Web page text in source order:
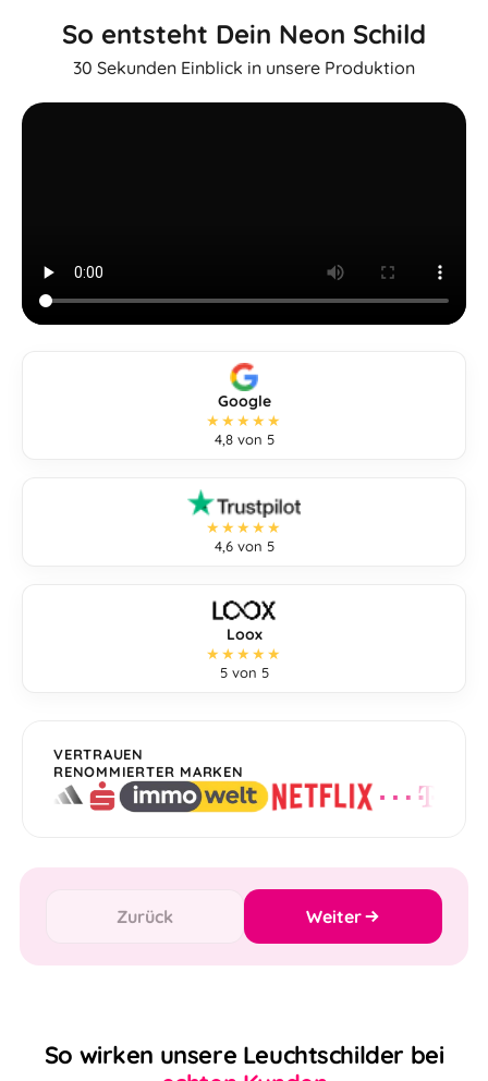
So entsteht Dein Neon Schild
30 Sekunden Einblick in unsere Produktion
Google
★★★★★
4,8 von 5
★★★★★
4,6 von 5
Loox
★★★★★
5 von 5
VERTRAUEN
RENOMMIERTER MARKEN
Zurück Weiter
So wirken unsere Leuchtschilder bei